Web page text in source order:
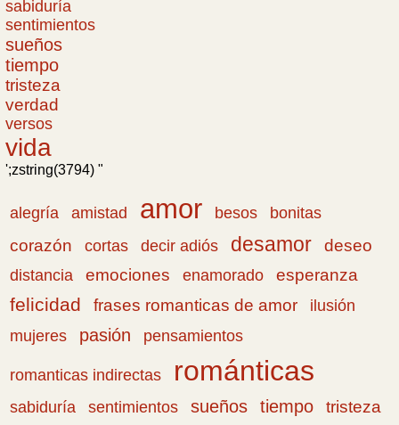
sabiduría
sentimientos
sueños
tiempo
tristeza
verdad
versos
vida
';zstring(3794) "
alegría amistad amor besos
bonitas
corazón
cortas decir adiós desamor deseo
distancia emociones enamorado esperanza
felicidad frases romanticas de amor
ilusión
mujeres
pasión pensamientos
romanticas indirectas románticas
sabiduría sentimientos sueños tiempo
tristeza